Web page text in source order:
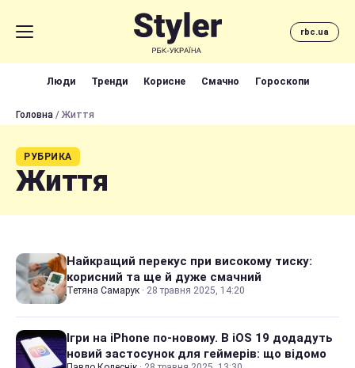
rbc.ua
Люди Тренди Корисне Смачно Гороскопи
Головна / Життя
РУБРИКА
Життя
Найкращий перекус при високому тиску:
корисний та ще й дуже смачний
Тетяна Самарук · 28 травня 2025, 14:20
Ігри на iPhone по-новому. В iOS 19 додадуть
новий застосунок для геймерів: що відомо